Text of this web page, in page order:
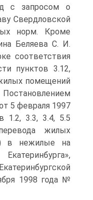
с запросом о
Свердловской
норм. Кроме
Беляева С. И.
соответствия
пунктов 3.12,
помещений
5 февраля 1997
1.2, 3.3, 3.4, 5.5
жилых
в нежилые на
1998 года №